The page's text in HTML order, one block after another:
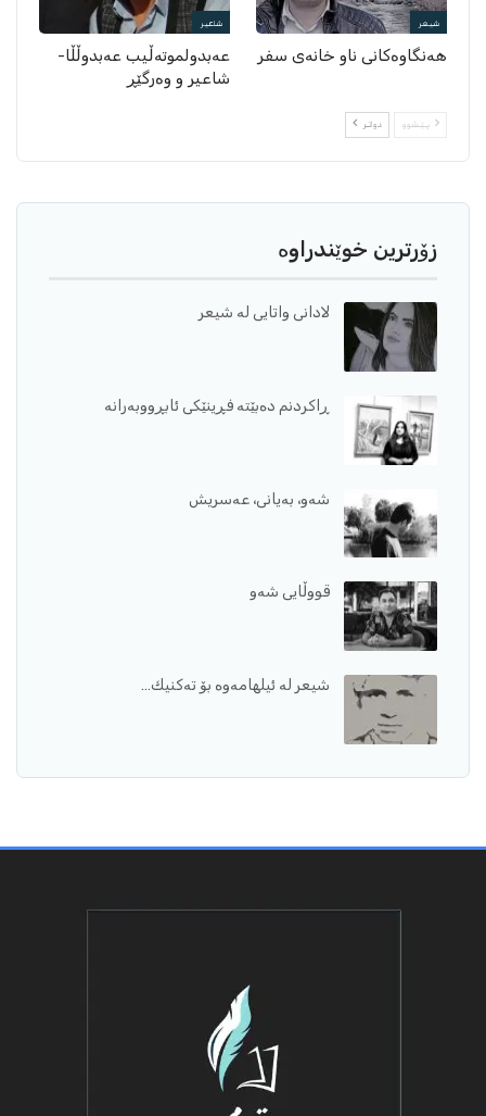
شیعر
هەنگاوەکانی ناو خانەی سفر
شاعیر
عەبدولموتەڵیب عەبدوڵڵا-
شاعیر و وەرگێڕ
پێشوو دواتر
زۆرترین خوێندراوە
لادانی واتایی لە شیعر
ڕاکردنم دەبێتە فڕینێکی ئابڕووبەرانە
شەو، بەیانی، عەسریش
قووڵایی شەو
شیعر لە ئیلهامەوە بۆ تەکنیك…